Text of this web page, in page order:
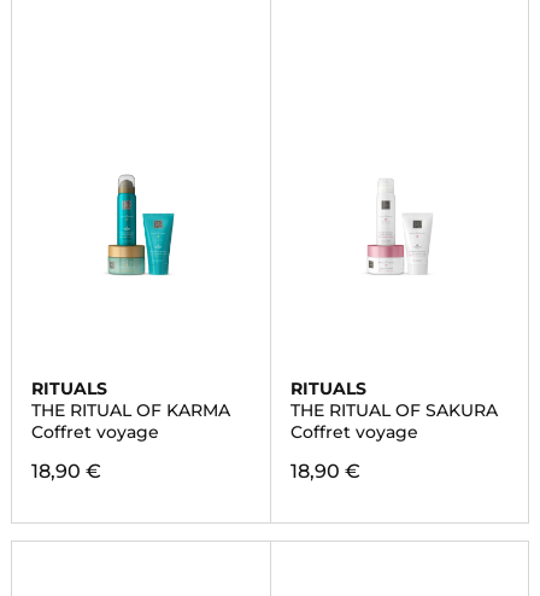
RITUALS
THE RITUAL OF KARMA
Coffret voyage
18,90 €
RITUALS
THE RITUAL OF SAKURA
Coffret voyage
18,90 €